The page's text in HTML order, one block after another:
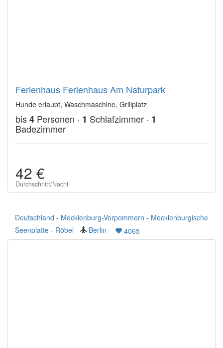
Ferienhaus Ferienhaus Am Naturpark
Hunde erlaubt, Waschmaschine, Grillplatz
bis4 Personen · 1 Schlafzimmer · 1
Badezimmer
42 €
Durchschnitt/Nacht
Deutschland - Mecklenburg-Vorpommern - Mecklenburgische
Seenplatte - Röbel Berlin 4065